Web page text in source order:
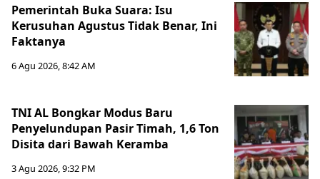
Pemerintah Buka Suara: Isu
Kerusuhan Agustus Tidak Benar, Ini
Faktanya
6 Agu 2026, 8:42 AM
TNI AL Bongkar Modus Baru
Penyelundupan Pasir Timah, 1,6 Ton
Disita dari Bawah Keramba
3 Agu 2026, 9:32 PM